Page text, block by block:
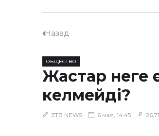
Назад
ОБЩЕСТВО
Жастар неге
келмейді?
ZTB NEWS 6 мая, 14:45